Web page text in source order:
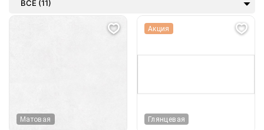
ВСЕ (11)
Матовая
Акция
Глянцевая